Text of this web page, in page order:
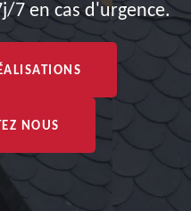
7 en cas d'urgence.
NOUS